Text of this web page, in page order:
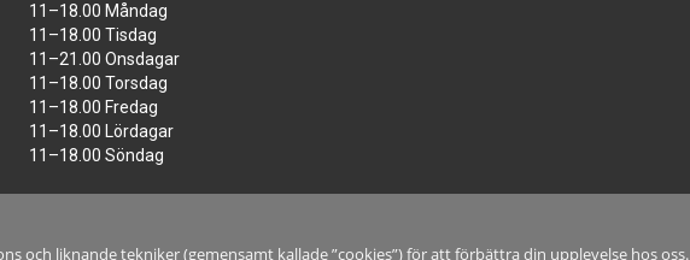
11–18.00 Måndag
11–18.00 Tisdag
11–21.00 Onsdagar
11–18.00 Torsdag
11–18.00 Fredag
11–18.00 Lördagar
11–18.00 Söndag
och liknande tekniker (gemensamt kallade ”cookies”) för att förbättra din upplevelse hos oss.